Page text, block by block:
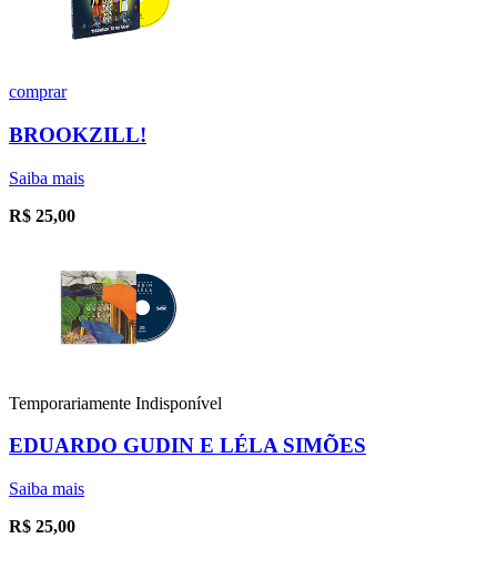
comprar
BROOKZILL!
Saiba mais
R$ 25,00
Temporariamente Indisponível
EDUARDO GUDIN E LÉLA SIMÕES
Saiba mais
R$ 25,00